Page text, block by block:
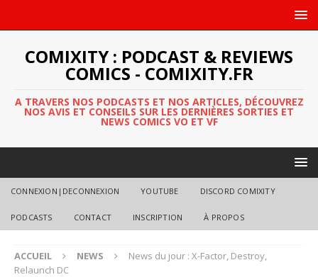
COMIXITY : PODCAST & REVIEWS
COMICS - COMIXITY.FR
A TRAVERS NOS PODCASTS ET NOS ARTICLES, DÉCOUVREZ
NOS AVIS ET CONSEILS SUR LES DERNIÈRES SORTIES ET
NEWS COMICS VO ET VF
CONNEXION|DECONNEXION YOUTUBE DISCORD COMIXITY
PODCASTS CONTACT INSCRIPTION À PROPOS
ACCUEIL NEWS
News du jour : X-Factor, Destroy,
Relaunch DC